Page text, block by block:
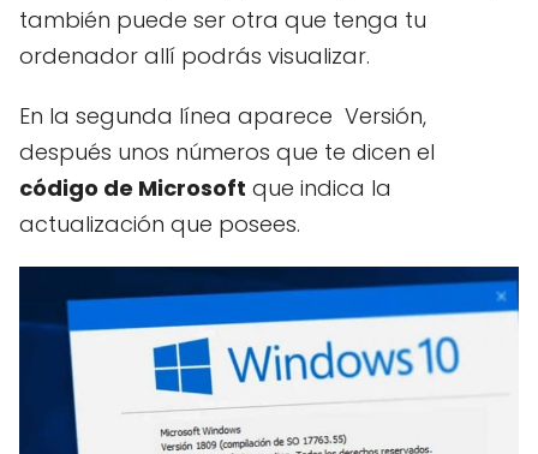
también puede ser otra que tenga tu
ordenador allí podrás visualizar.
En la segunda línea aparece Versión,
después unos números que te dicen el
código de Microsoft que indica la
actualización que posees.